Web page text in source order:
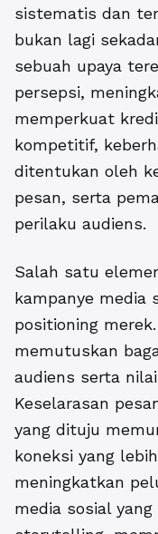
sistematis dan
bukan lagi
sebuah upaya
persepsi,
memperkuat
kompetitif,
ditentukan oleh
pesan, serta
perilaku audiens.
Salah satu
kampanye media
positioning
memutuskan
audiens serta
Keselarasan
yang dituju
koneksi yang
meningkatkan
media sosial